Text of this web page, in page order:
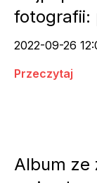
fotografii:
2022-09-26
Przeczytaj
Album ze